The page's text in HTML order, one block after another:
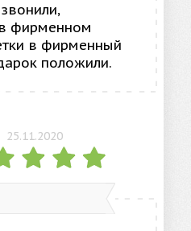
фирменном
в фирменный
положили.
25.11.2020